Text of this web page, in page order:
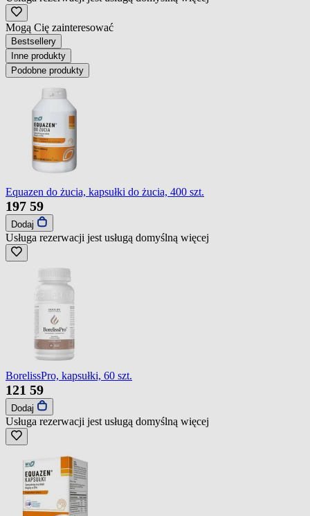
Mogą Cię zainteresować
Bestsellery
Inne produkty
Podobne produkty
Equazen do żucia, kapsułki do żucia, 400 szt.
197 59
Dodaj
Usługa rezerwacji jest usługą domyślną więcej
BorelissPro, kapsułki, 60 szt.
121 59
Dodaj
Usługa rezerwacji jest usługą domyślną więcej